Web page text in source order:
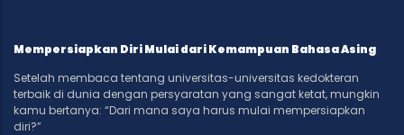
Mempersiapkan Diri Mulai dari Kemampuan Bahasa Asing
Setelah membaca tentang universitas-universitas kedokteran
terbaik di dunia dengan persyaratan yang sangat ketat, mungkin
kamu bertanya: “Dari mana saya harus mulai mempersiapkan
diri?”